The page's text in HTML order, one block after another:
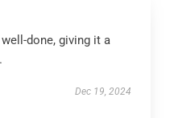
done, giving it a
Dec 19, 2024